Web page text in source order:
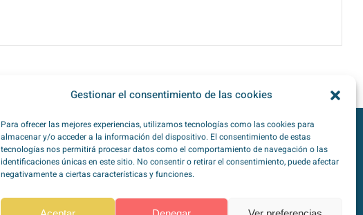
Gestionar el consentimiento de las cookies
Para ofrecer las mejores experiencias, utilizamos tecnologías como las cookies para
almacenar y/o acceder a la información del dispositivo. El consentimiento de estas
tecnologías nos permitirá procesar datos como el comportamiento de navegación o las
identificaciones únicas en este sitio. No consentir o retirar el consentimiento, puede afectar
negativamente a ciertas características y funciones.
TipoZeroDiabetes enRedes Sociales